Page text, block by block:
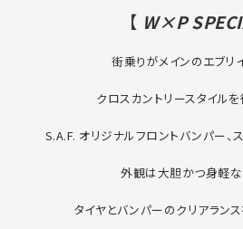
【 W×P
街乗りがメインのエブリ
クロスカントリースタイル
S.A.F. オリジナルフロントバンパー、
外観は大胆かつ身軽な
タイヤとバンパーのクリアラン